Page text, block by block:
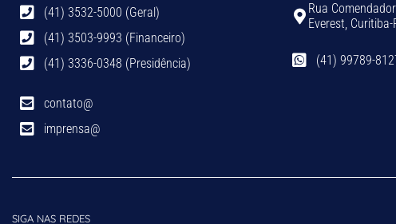
(41) 3532-5000 (Geral)
(41) 3503-9993 (Financeiro)
(41) 3336-0348 (Presidência)
contato@
imprensa@
Rua
Everest,
(41) 99789-
SIGA NAS REDES